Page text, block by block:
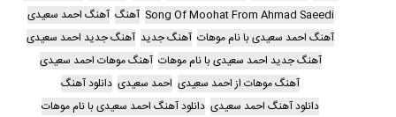
Song Of Moohat From Ahmad Saeedi آهنگ آهنگ احمد سعیدی
آهنگ احمد سعیدی با نام موهات آهنگ جدید آهنگ جدید احمد سعیدی
آهنگ جدید احمد سعیدی با نام موهات آهنگ موهات احمد سعیدی
آهنگ موهات از احمد سعیدی احمد سعیدی دانلود آهنگ
دانلود آهنگ احمد سعیدی دانلود آهنگ احمد سعیدی با نام موهات